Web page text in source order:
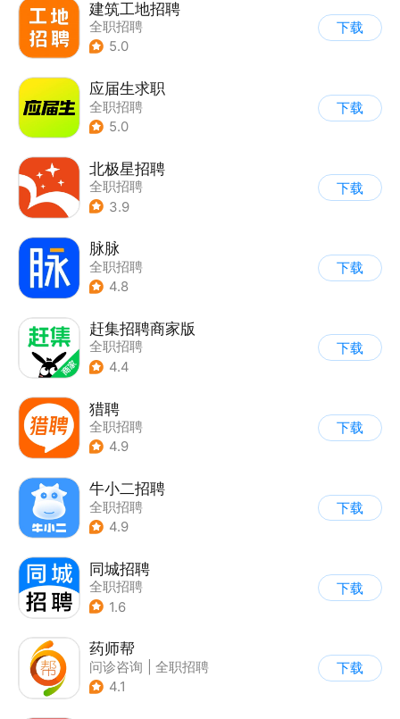
建筑工地招聘
全职招聘
5.0
下载
应届生求职
全职招聘
5.0
下载
北极星招聘
全职招聘
3.9
下载
脉脉
全职招聘
4.8
下载
赶集招聘商家版
全职招聘
4.4
下载
猎聘
全职招聘
4.9
下载
牛小二招聘
全职招聘
4.9
下载
同城招聘
全职招聘
1.6
下载
药师帮
问诊咨询
全职招聘
4.1
下载